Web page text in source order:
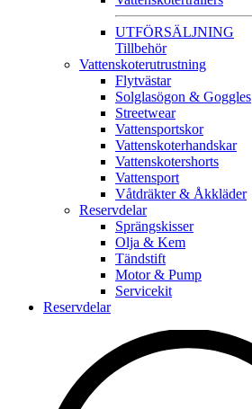
UTFÖRSÄLJNING
Tillbehör
Vattenskoterutrustning
Flytvästar
Solglasögon & Goggles
Streetwear
Vattensportskor
Vattenskoterhandskar
Vattenskotershorts
Vattensport
Våtdräkter & Åkkläder
Reservdelar
Sprängskisser
Olja & Kem
Tändstift
Motor & Pump
Servicekit
Reservdelar